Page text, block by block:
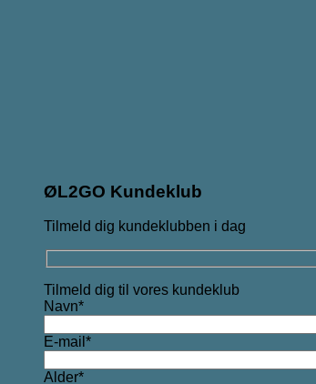
ØL2GO Kundeklub
Tilmeld dig kundeklubben i dag
Tilmeld dig til vores kundeklub
Navn*
E-mail*
Alder*